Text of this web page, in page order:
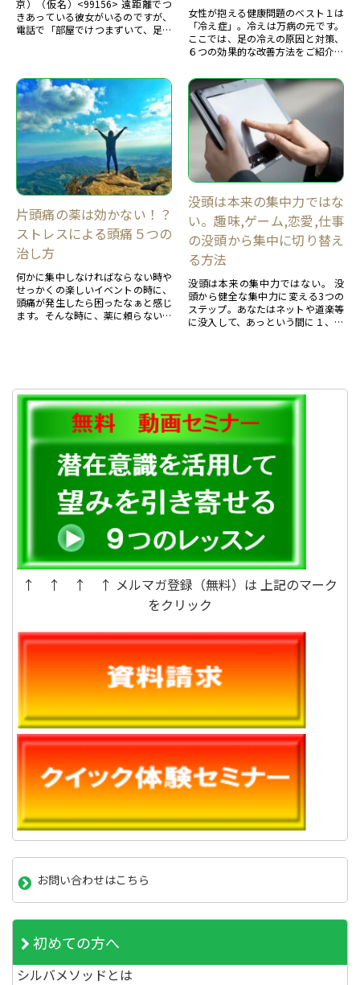
京）（仮名）<99156> 遠距離でつ
きあっている彼女がいるのですが、
電話で「部屋でけつまずいて、足の
女性が抱える健康問題のベスト１は
「冷え症」。冷えは万病の元です。
ここでは、足の冷えの原因と対策、
６つの効果的な改善方法をご紹介し
できるので、是非ご参考にしてくだ
さい。
片頭痛の薬は効かない！？
ストレスによる頭痛５つの
治し方
何かに集中しなければならない時や
せっかくの楽しいイベントの時に、
頭痛が発生したら困ったなぁと感じ
ます。そんな時に、薬に頼らない方
達の脳はすごい力を持っている
没頭は本来の集中力ではな
い。趣味,ゲーム,恋愛,仕事
の没頭から集中に切り替え
る方法
没頭は本来の集中力ではない。 没
頭から健全な集中力に変える3つの
ステップ。あなたはネットや道楽等
に没入して、あっという間に１、２
です。健全な集中力に変えるには、
どうしたら良いか。
↑ ↑ ↑ ↑ メルマガ登録（無料）は 上記のマーク
をクリック
お問い合わせはこちら
初めての方へ
シルバメソッドとは